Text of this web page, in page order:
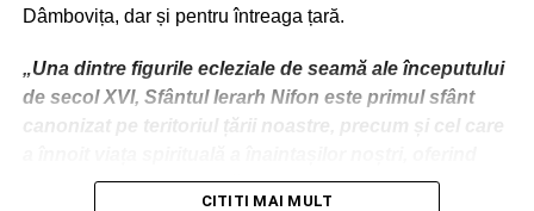
Dâmbovița, dar și pentru întreaga țară.
„Una dintre figurile ecleziale de seamă ale începutului
de secol XVI, Sfântul Ierarh Nifon este primul sfânt
canonizat pe teritoriul țării noastre, precum și cel care
premisele marii dezvoltări culturale din deceniile ce au
CITITI MAI MULT